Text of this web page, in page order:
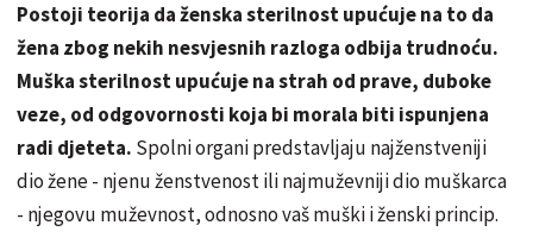
Postoji teorija da ženska sterilnost upućuje na to da
žena zbog nekih nesvjesnih razloga odbija trudnoću.
Muška sterilnost upućuje na strah od prave, duboke
veze, od odgovornosti koja bi morala biti ispunjena
radi djeteta. Spolni organi predstavljaju najženstveniji
dio žene - njenu ženstvenost ili najmuževniji dio muškarca
- njegovu muževnost, odnosno vaš muški i ženski princip.